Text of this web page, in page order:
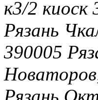
к3/2 киоск
Рязань
390005
Рязань